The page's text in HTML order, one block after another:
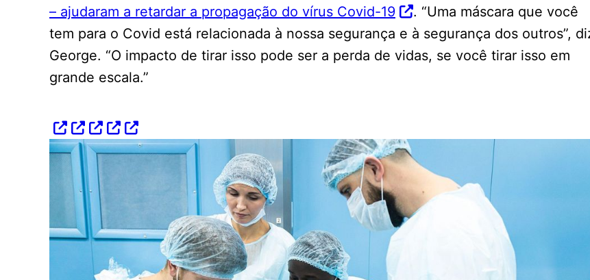
– ajudaram a retardar a propagação do vírus Covid-19
. “Uma máscara que você
tem para o Covid está relacionada à nossa segurança e à segurança dos outros”,
George. “O impacto de tirar isso pode ser a perda de vidas, se você tirar isso em
grande escala.”